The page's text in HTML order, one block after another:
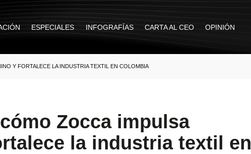
ESPECIALES INFOGRAFÍAS CARTA AL CEO OPINIÓN
Y FORTALECE LA INDUSTRIA TEXTIL EN COLOMBIA
Zocca impulsa
la industria textil en